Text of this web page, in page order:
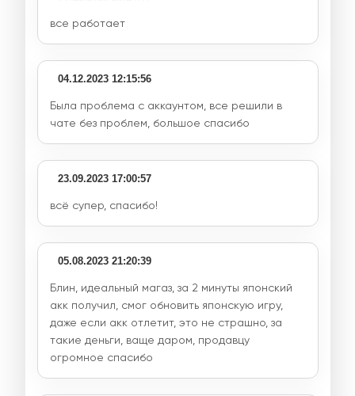
все работает
04.12.2023 12:15:56
Была проблема с аккаунтом, все решили в
чате без проблем, большое спасибо
23.09.2023 17:00:57
всё супер, спасибо!
05.08.2023 21:20:39
Блин, идеальный магаз, за 2 минуты японский
акк получил, смог обновить японскую игру,
даже если акк отлетит, это не страшно, за
такие деньги, ваще даром, продавцу
огромное спасибо